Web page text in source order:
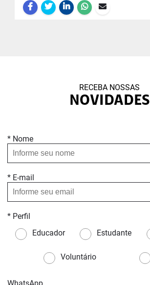
RECEBA NOSSAS
NOVIDADES
* Nome
* E-mail
* Perfil
Educador
Estudante
Voluntário